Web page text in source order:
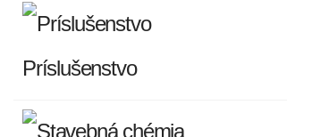
Príslušenstvo